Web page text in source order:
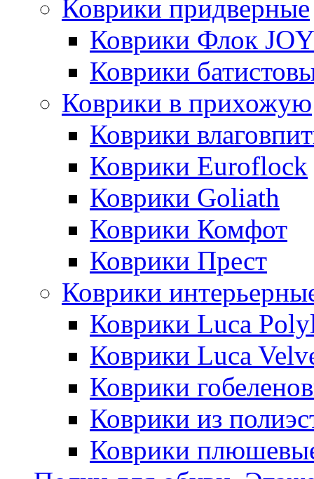
Коврики придверные
Коврики Флок
Коврики
Коврики в прихожую
Коврики
Коврики Euroflock
Коврики Goliath
Коврики Комфот
Коврики Прест
Коврики
Коврики Luca
Коврики Luca
Коврики
Коврики из
Коврики